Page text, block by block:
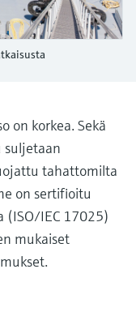
on korkea. Sekä
suljetaan
tahattomilta
on sertifioitu
(ISO/IEC 17025)
mukaiset